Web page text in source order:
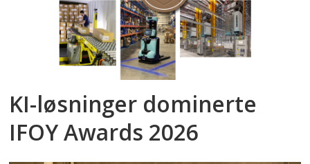
KI-løsninger dominerte
IFOY Awards 2026